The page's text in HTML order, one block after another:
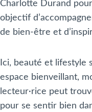
Charlotte Durand
objectif
de bien-être et
Ici, beauté et
espace bienveillant,
lecteur·rice peut
pour se sentir bien